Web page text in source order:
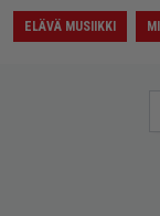
ELÄVÄ MUSIIKKI